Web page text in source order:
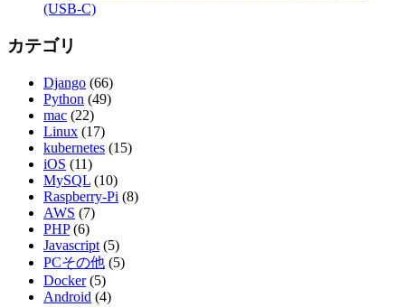
(USB-C)
カテゴリ
Django (66)
Python (49)
mac (22)
Linux (17)
kubernetes (15)
iOS (11)
MySQL (10)
Raspberry-Pi (8)
AWS (7)
PHP (6)
Javascript (5)
PCその他 (5)
Docker (5)
Android (4)